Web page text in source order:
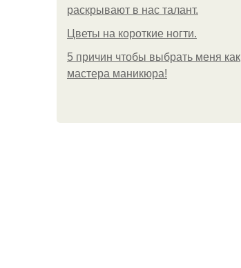
раскрывают в нас талант.
Цветы на короткие ногти.
5 причин чтобы выбрать меня как
мастера маникюра!